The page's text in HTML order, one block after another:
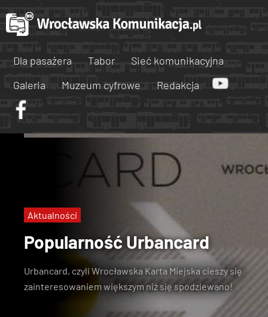
Dla pasażera Tabor
Sieć komunikacyjna
Galeria
Muzeum cyfrowe Redakcja
Popularność Urbancard
Urbancard, czyli Wrocławska Karta Miejska cieszy się
zainteresowaniem większym niż się spodziewano!
Aktualności